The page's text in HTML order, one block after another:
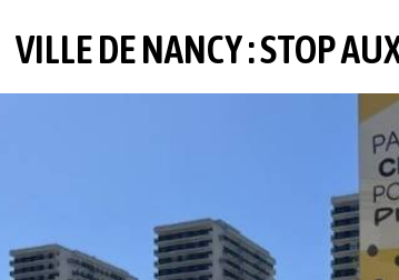
VILLE DE NANCY : STOP